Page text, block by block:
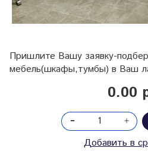
Пришлите Вашу заявку-
мебель(шкафы,тумбы) в Ваш
0.00
Добавить в